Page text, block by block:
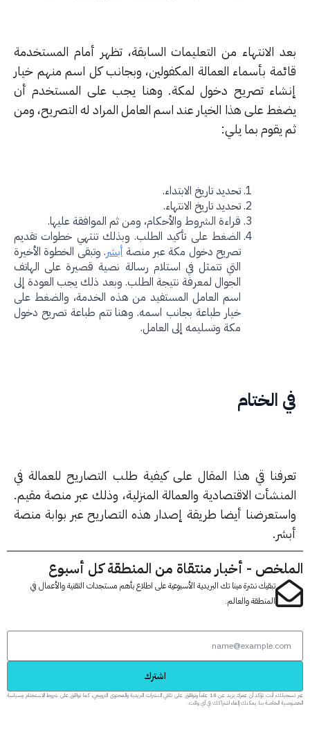
الانتهاء من التعليمات السابقة، تظهر أمام المستخدمة
بأسماء العمالة المكفولين، وبجانب كل اسم منهم خيار
تصريح دخول لمكة. وهنا يجب على المستخدم أن
على هذا الخيار عند اسم العامل المراد له التصريح، ومن
يقوم بما يلي:
تحديد تاريخ الابتداء.
تحديد تاريخ الانتهاء.
قراءة الشروط والأحكام، ومن ثم الموافقة عليها.
الضغط على تأكيد الطلب. وبذلك تنتهي خطوات تقديم
تصريح دخول مكة عبر منصةأبشر. وتبقى الخطوة الأخيرة
التي تتمثل في استلام رسالة نصية قصيرة على الهاتف
الجوال لمعرفة نتيجة الطلب. وبعد ذلك يجب العودة إلى
اسم العامل المستفيد من هذه الخدمة، والضغط على
خيار طباعة بجانب اسمه. وهنا تتم طباعة تصريح دخول
مكة وتسليمه إلى العامل.
الختام
قي هذا المقال على كيفية طلب التصاريح للعمالة في
الاقتصادية والعمالة المنزلية، وذلك عبر منصة مقيم.
أيضا طريقة إصدار هذه التصاريح عبر بوابة منصة
- أخبار منتقاة من المنطقة كل أسبوع
تبقيك نشرة مينا تك البريدية الأسبوعية على اطلاع بأهم مستجدات التقنية والأعمال في
المنطقة والعالم.
عبر تسجيلك، أنت تؤكد أن عمرك يزيد عن 18 عاماً وتوافق على تلقي النشرات البريدية والمحتوى الترويجي، كما توافق على شروط الاستخدام وسياسة
الخاصة بنا. يمكنك إلغاء اشتراكك في أي وقت.